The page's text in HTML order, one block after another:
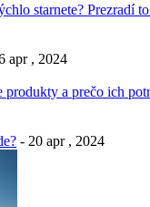
starnete? Prezradí
apr , 2024
produkty a prečo ich
- 20 apr , 2024